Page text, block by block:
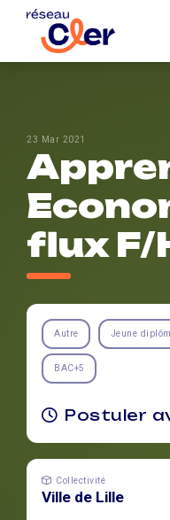
23 Mar 2021
flux F/
Autre Jeune
BAC+5
Postuler
Collectivité
Ville de Lille